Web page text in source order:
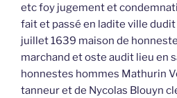
etc foy jugement et
fait et passé en ladite ville dudit
juillet 1639 maison de
marchand et oste audit lieu en
honnestes hommes Mathurin
tanneur et de Nycolas Blouyn